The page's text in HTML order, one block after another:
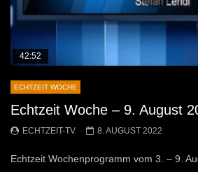
42:52
ECHTZEIT WOCHE
Echtzeit Woche – 9. August
ECHTZEIT-TV 8. AUGUST 2022
Echtzeit Wochenprogramm vom 3. – 9.